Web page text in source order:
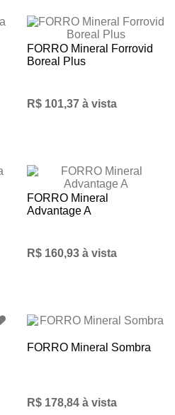
FORRO Mineral Forrovid
Boreal Plus
R$ 101,37 à vista
FORRO Mineral
Advantage A
R$ 160,93 à vista
FORRO Mineral Sombra
R$ 178,84 à vista